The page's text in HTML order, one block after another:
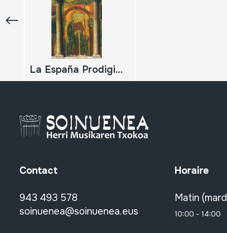
La España Prodigiosa; Nuestras Fiestas I El ciclo festivo La rompida de la hora; 02·01·01; 04·03·01 El carnaval de Bielsa. El toro de sogas; 02·01·01 La subasta de los pasos; 08·01
Contact
943 493 578
soinuenea@soinuenea.eus
Horaire
Matin
10:00 - 14:00